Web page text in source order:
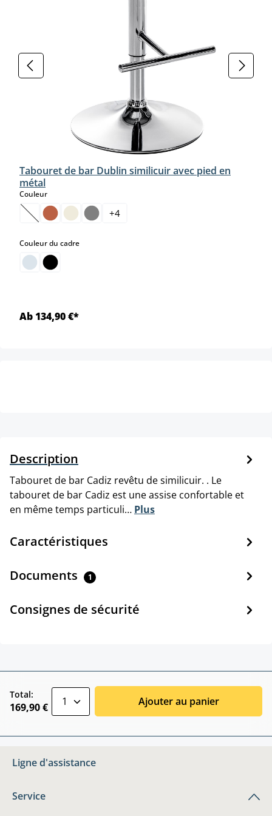
Tabouret de bar Dublin similicuir avec pied en
métal
Couleurselect
(Cette option n'est pas disponible pour le moment.)
+4
Couleur du cadreselect
Ab 134,90 €*
Description
Tabouret de bar Cadiz revêtu de similicuir. . Le
tabouret de bar Cadiz est une assise confortable et
en même temps particuli… Plus
Caractéristiques
Documents 1
Consignes de sécurité
Total:
169,90 € Ajouter au panier
Ligne d'assistance
Service